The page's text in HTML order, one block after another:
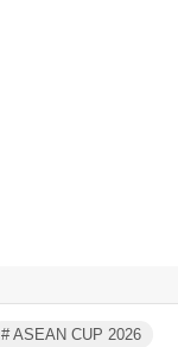
# ASEAN CUP 2026